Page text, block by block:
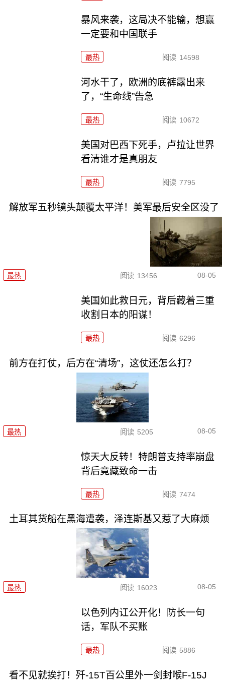
暴风来袭，这局决不能输，想赢
一定要和中国联手
最热 阅读 14598
河水干了，欧洲的底裤露出来
了，“生命线”告急
最热 阅读 10672
美国对巴西下死手，卢拉让世界
看清谁才是真朋友
最热 阅读 7795
解放军五秒镜头颠覆太平洋！美军最后安全区没了
最热 阅读 13456 08-05
美国如此救日元，背后藏着三重
收割日本的阳谋！
最热 阅读 6296
前方在打仗，后方在“清场”，这仗还怎么打？
最热 阅读 5205 08-05
惊天大反转！特朗普支持率崩盘
背后竟藏致命一击
最热 阅读 7474
土耳其货船在黑海遭袭，泽连斯基又惹了大麻烦
最热 阅读 16023 08-05
以色列内讧公开化！防长一句
话，军队不买账
最热 阅读 5886
看不见就挨打！歼-15T百公里外一剑封喉F-15J